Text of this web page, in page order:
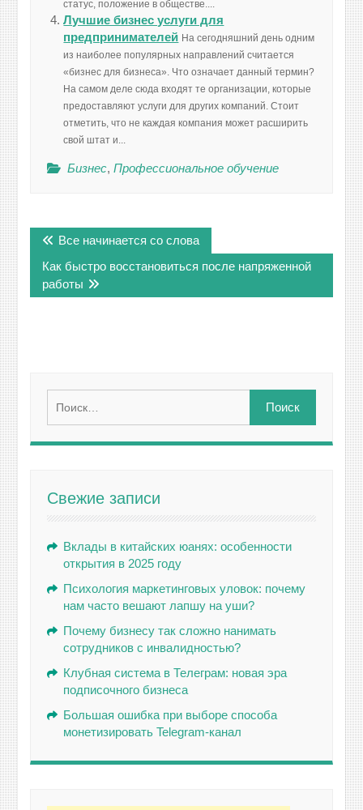
статус, положение в обществе....
Лучшие бизнес услуги для
предпринимателей На сегодняшний день одним
из наиболее популярных направлений считается
«бизнес для бизнеса». Что означает данный термин?
На самом деле сюда входят те организации, которые
предоставляют услуги для других компаний. Стоит
отметить, что не каждая компания может расширить
свой штат и...
Бизнес,Профессиональное обучение
по
записям
Все начинается со слова
Как быстро восстановиться после напряженной
работы
Свежие записи
Вклады в китайских юанях: особенности
открытия в 2025 году
Психология маркетинговых уловок: почему
нам часто вешают лапшу на уши?
Почему бизнесу так сложно нанимать
сотрудников с инвалидностью?
Клубная система в Телеграм: новая эра
подписочного бизнеса
Большая ошибка при выборе способа
монетизировать Telegram-канал